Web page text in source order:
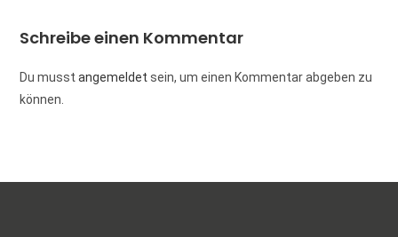
Schreibe einen Kommentar
Du musstangemeldet sein, um einen Kommentar abgeben zu
können.